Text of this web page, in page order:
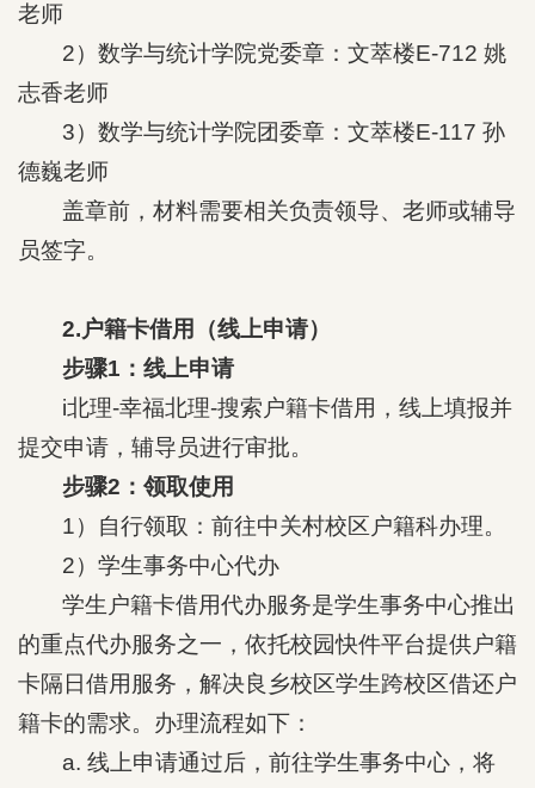
老师
2）数学与统计学院党委章：文萃楼E-712 姚
志香老师
3）数学与统计学院团委章：文萃楼E-117 孙
德巍老师
盖章前，材料需要相关负责领导、老师或辅导
员签字。
2.户籍卡借用（线上申请）
步骤1：线上申请
i北理-幸福北理-搜索户籍卡借用，线上填报并
提交申请，辅导员进行审批。
步骤2：领取使用
1）自行领取：前往中关村校区户籍科办理。
2）学生事务中心代办
学生户籍卡借用代办服务是学生事务中心推出
的重点代办服务之一，依托校园快件平台提供户籍
卡隔日借用服务，解决良乡校区学生跨校区借还户
籍卡的需求。办理流程如下：
a. 线上申请通过后，前往学生事务中心，将